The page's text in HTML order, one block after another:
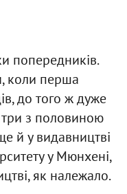
попередників.
коли перша
до того ж дуже
з половиною
й у видавництві
у Мюнхені,
як належало.